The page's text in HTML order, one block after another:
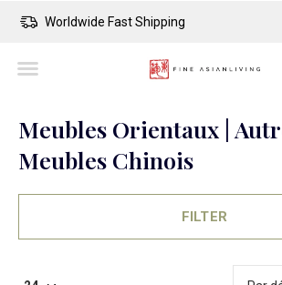
Worldwide Fast Shipping
Meubles Orientaux |
Meubles Chinois
FILTER